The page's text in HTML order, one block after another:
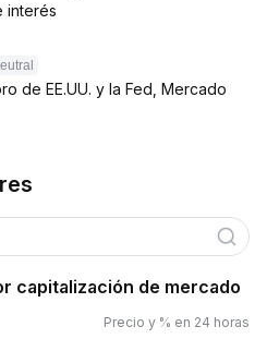
interés
de EE.UU. y la Fed, Mercado
capitalización de mercado
Precio y % en 24 horas